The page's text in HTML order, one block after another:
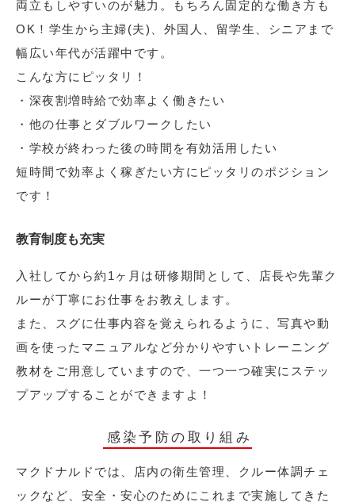
両立もしやすいのが魅力。もちろん固定的な働き方も
OK！学生から主婦(夫)、外国人、留学生、シニアまで
幅広い年代が活躍中です。
こんな方にピッタリ！
・深夜割増時給で効率よく働きたい
・他の仕事とダブルワークしたい
・学校が終わった後の時間を有効活用したい
短時間で効率よく稼ぎたい方にピッタリのポジション
です！
教育制度も充実
入社してから約1ヶ月は研修期間として、店長や先輩ク
ルーが丁寧にお仕事をお教えします。
また、スグに仕事内容を覚えられるように、写真や動
画を使ったマニュアルなど分かりやすいトレーニング
教材をご用意していますので、一つ一つ確実にステッ
プアップすることができますよ！
感染予防の取り組み
マクドナルドでは、店内の衛生管理、クルー体調チェ
ックなど、安全・安心のためにこれまで実施してきた